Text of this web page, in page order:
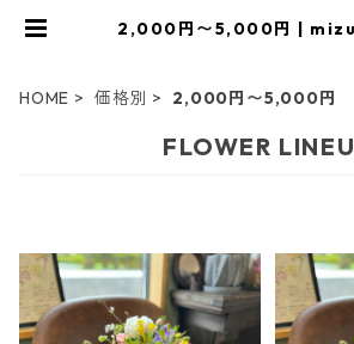
2,000円〜5,000円 |
HOME 価格別 2,000円〜5,000円
FLOWER